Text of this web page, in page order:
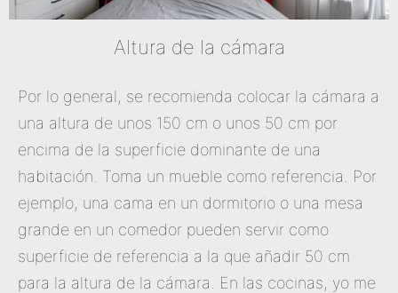
Altura de la cámara
Por lo general, se recomienda colocar la cámara a
una altura de unos 150 cm o unos 50 cm por
encima de la superficie dominante de una
habitación. Toma un mueble como referencia. Por
ejemplo, una cama en un dormitorio o una mesa
grande en un comedor pueden servir como
superficie de referencia a la que añadir 50 cm
para la altura de la cámara. En las cocinas, yo me